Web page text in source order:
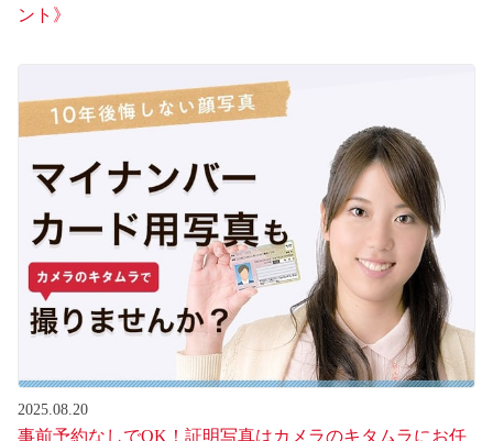
ント》
2025.08.20
事前予約なしでOK！証明写真はカメラのキタムラにお任